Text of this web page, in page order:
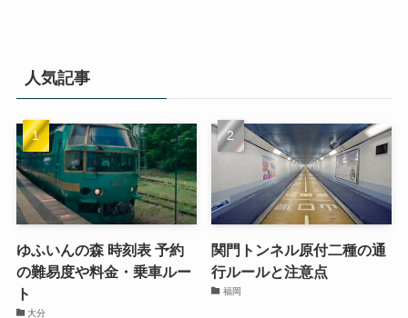
人気記事
ゆふいんの森 時刻表 予約
の難易度や料金・乗車ルー
ト
大分
関門トンネル原付二種の通
行ルールと注意点
福岡